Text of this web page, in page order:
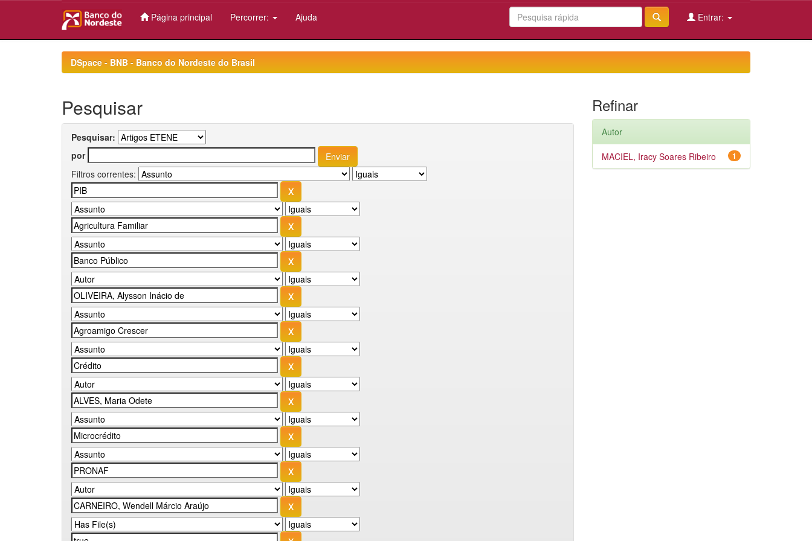
Página principal Percorrer: Ajuda Entrar:
DSpace - BNB - Banco do Nordeste do Brasil
Pesquisar
Pesquisar:
por
Filtros correntes:
Refinar
Autor
1
MACIEL, Iracy Soares Ribeiro